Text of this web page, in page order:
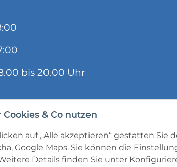
bis 20.00 Uhr
& Co nutzen
auf „Alle akzeptieren“ gestatten Sie
Google Maps. Sie können die
Details finden Sie unter